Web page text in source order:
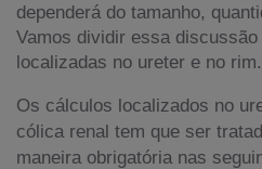
dependerá do tamanho,
Vamos dividir essa
localizadas no ureter e no rim.
Os cálculos localizados no
cólica renal tem que ser
maneira obrigatória nas